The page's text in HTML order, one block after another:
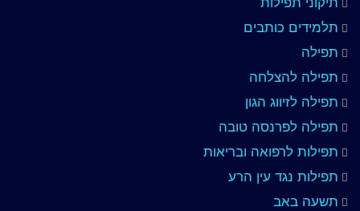
תלמידים כותבים
תפילה
תפילה להצלחה
תפילה לזיווג הגון
תפילה לפרנסה טובה
תפילות לרפואה ובריאות
תפילות נגד עין הרע
תשעה באב